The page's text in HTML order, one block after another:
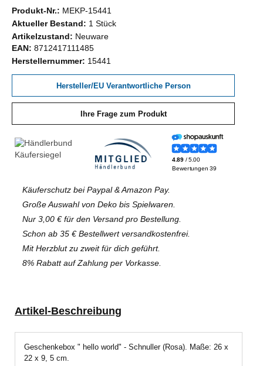
Produkt-Nr.: MEKP-15441
Aktueller Bestand: 1 Stück
Artikelzustand: Neuware
EAN: 8712417111485
Herstellernummer: 15441
Hersteller/EU Verantwortliche Person
Ihre Frage zum Produkt
Käuferschutz bei Paypal & Amazon Pay.
Große Auswahl von Deko bis Spielwaren.
Nur 3,00 € für den Versand pro Bestellung.
Schon ab 35 € Bestellwert versandkostenfrei.
Mit Herzblut zu zweit für dich geführt.
8% Rabatt auf Zahlung per Vorkasse.
Artikel-Beschreibung
Geschenkebox " hello world" - Schnuller (Rosa). Maße: 26 x
22 x 9, 5 cm.